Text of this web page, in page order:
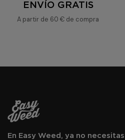
ENVÍO GRATIS
A partir de 60 € de compra
En Easy Weed, ya no